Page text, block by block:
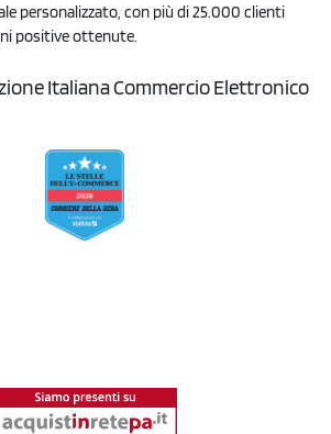
personalizzato, con più di 25.000 clienti
positive ottenute.